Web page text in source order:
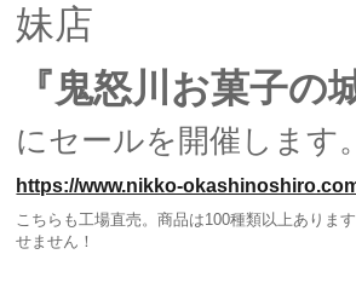
妹店
『鬼怒川お菓子の
にセールを開催します。
https://www.nikko-
こちらも工場直売。商品は100種類以上ありま
せません！